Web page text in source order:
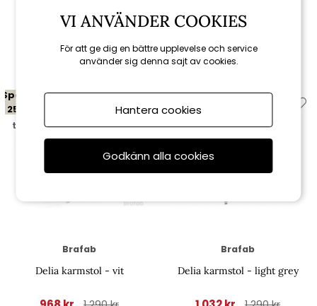
Relaterade produkter
Spara
25%
till 16/8
Brafab
Delia karmstol - vit
Spara
20%
till 16/8
Brafab
Delia karmstol - light grey
VI ANVÄNDER COOKIES
För att ge dig en bättre upplevelse och service
använder sig denna sajt av cookies.
Hantera cookies
Godkänn alla cookies